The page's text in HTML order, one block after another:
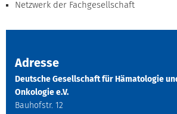
Netzwerk der Fachgesellschaft
Adresse
Deutsche Gesellschaft für Hämatologie
Onkologie e.V.
Bauhofstr. 12